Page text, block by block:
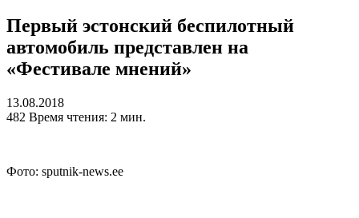
Первый эстонский беспилотный
автомобиль представлен на
«Фестивале мнений»
13.08.2018
482 Время чтения: 2 мин.
Фото: sputnik-news.ee